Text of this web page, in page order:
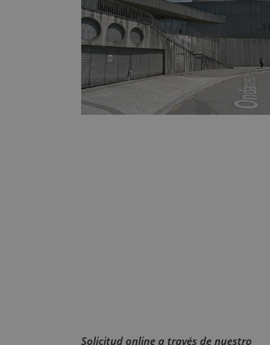
Solicitud online a través de nuestro